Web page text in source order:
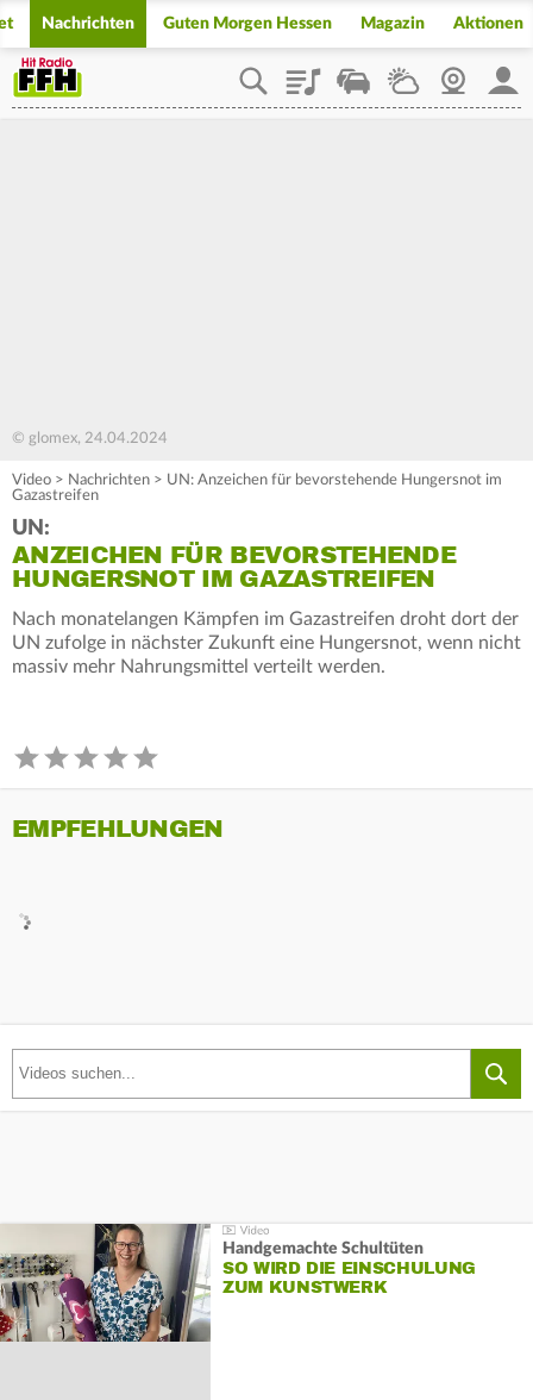
Nachrichten Guten Morgen Hessen Magazin Aktionen
PlaylistStaupilotWetterWebcam
© glomex, 24.04.2024
Video > Nachrichten > UN: Anzeichen für bevorstehende Hungersnot im
Gazastreifen
UN:
ANZEICHEN FÜR BEVORSTEHENDE
HUNGERSNOT IM GAZASTREIFEN
Nach monatelangen Kämpfen im Gazastreifen droht dort der
UN zufolge in nächster Zukunft eine Hungersnot, wenn nicht
massiv mehr Nahrungsmittel verteilt werden.
EMPFEHLUNGEN
Handgemachte Schultüten
SO WIRD DIE EINSCHULUNG
ZUM KUNSTWERK